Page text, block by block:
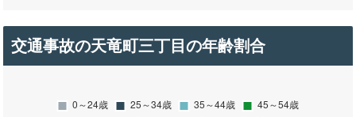
交通事故の天竜町三丁目の年齢割合